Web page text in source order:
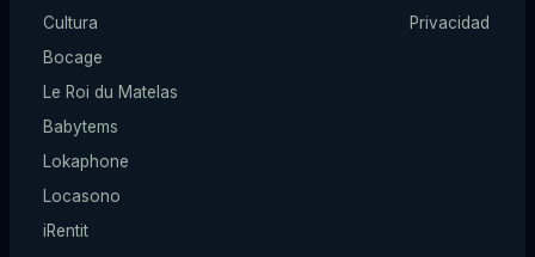
Cultura
Bocage
Le Roi du Matelas
Babytems
Lokaphone
Locasono
iRentit
Privacidad